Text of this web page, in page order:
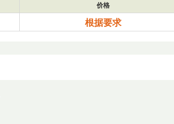
价格
根据要求